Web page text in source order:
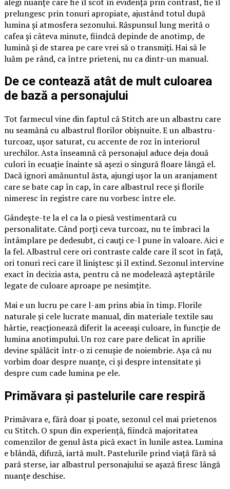
prelungesc prin tonuri apropiate, ajustând totul după
lumina și atmosfera sezonului. Răspunsul lung merită o
cafea și câteva minute, fiindcă depinde de anotimp, de
lumină și de starea pe care vrei să o transmiți. Hai să le
luăm pe rând, ca între prieteni, nu ca dintr-un manual.
De ce contează atât de mult culoarea
de bază a personajului
Tot farmecul vine din faptul că Stitch are un albastru care
nu seamănă cu albastrul florilor obișnuite. E un albastru-
turcoaz, ușor saturat, cu accente de roz în interiorul
urechilor. Asta înseamnă că personajul aduce deja două
culori în ecuație înainte să așezi o singură floare lângă el.
Dacă ignori amănuntul ăsta, ajungi ușor la un aranjament
care se bate cap în cap, în care albastrul rece și florile
nimeresc în registre care nu vorbesc între ele.
Gândește-te la el ca la o piesă vestimentară cu
personalitate. Când porți ceva turcoaz, nu te îmbraci la
întâmplare pe dedesubt, ci cauți ce-l pune în valoare. Aici e
la fel. Albastrul cere ori contraste calde care îl scot în față,
ori tonuri reci care îl liniștesc și îl extind. Sezonul intervine
exact în decizia asta, pentru că ne modelează așteptările
legate de culoare aproape pe nesimțite.
Mai e un lucru pe care l-am prins abia în timp. Florile
naturale și cele lucrate manual, din materiale textile sau
hârtie, reacționează diferit la aceeași culoare, în funcție de
lumina anotimpului. Un roz care pare delicat în aprilie
devine spălăcit într-o zi cenușie de noiembrie. Așa că nu
vorbim doar despre nuanțe, ci și despre intensitate și
despre cum cade lumina pe ele.
Primăvara și pastelurile care respiră
Primăvara e, fără doar și poate, sezonul cel mai prietenos
cu Stitch. O spun din experiență, fiindcă majoritatea
comenzilor de genul ăsta pică exact în lunile astea. Lumina
e blândă, difuză, iartă mult. Pastelurile prind viață fără să
pară sterse, iar albastrul personajului se așază firesc lângă
nuanțe deschise.